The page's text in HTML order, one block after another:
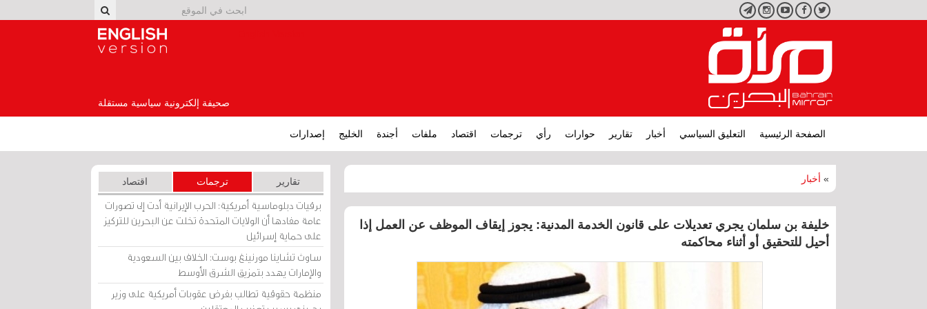
تويتر فيسبوكيوتيوبانستجرامتليجرام
صحيفة إلكترونية سياسية مستقلة
الصفحة الرئيسية التعليق السياسي أخبار تقارير حوارات رأي ترجمات اقتصاد ملفات أجندة الخليج إصدارات
» أخبار
خليفة بن سلمان يجري تعديلات على قانون الخدمة المدنية: يجوز إيقاف الموظف عن العمل إذا
أحيل للتحقيق أو أثناء محاكمته
تقارير ترجمات اقتصاد
برقيات دبلوماسية أمريكية: الحرب الإيرانية أدت إلى تصورات
عامة مفادها أن الولايات المتحدة تخلت عن البحرين للتركيز
على حماية إسرائيل
ساوث تشاينا مورنينغ بوست: الخلاف بين السعودية
والإمارات يهدد بتمزيق الشرق الأوسط
منظمة حقوقية تطالب بفرض عقوبات أمريكية على وزير